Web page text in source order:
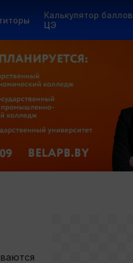
Калькулятор баллов
ЦЭ
Курсы
Переподготовка